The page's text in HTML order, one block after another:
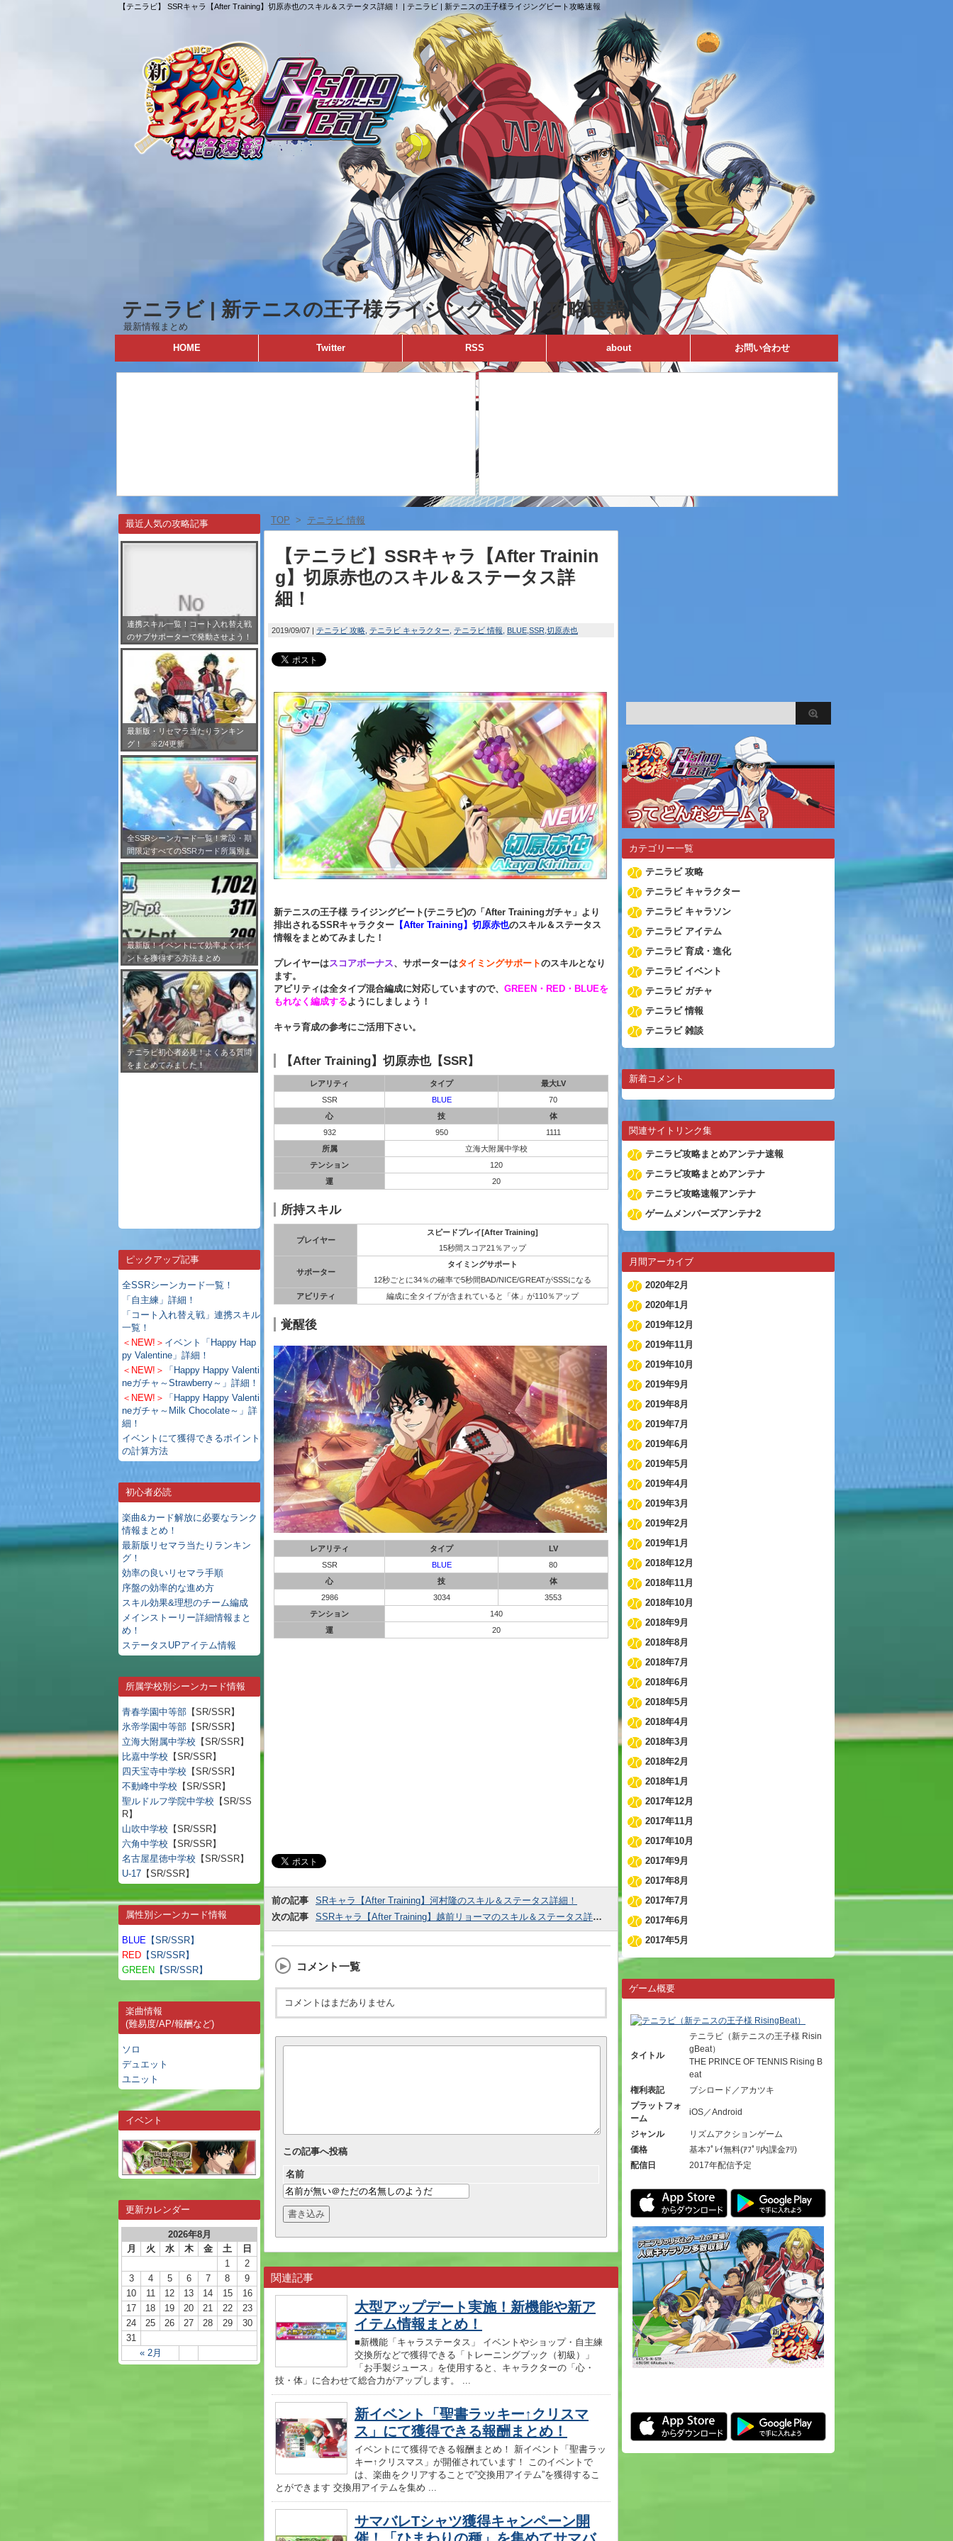
【テニラビ】 SSRキャラ【After Training】切原赤也のスキル＆ステータス詳細！ | テニラビ | 新テニスの王子様ライジングビート攻略速報
テニラビ | 新テニスの王子様ライジングビート攻略速報
最新情報まとめ
HOME
Twitter RSS about お問い合わせ
最近人気の攻略記事
連携スキル一覧！コート入れ替え戦
のサブサポーターで発動させよう！
※7/24更新
最新版・リセマラ当たりランキン
グ！ ※2/4更新
全SSRシーンカード一覧！常設・期
間限定すべてのSSRカード所属別ま
とめ！※2/4更新
最新版！イベントにて効率よくポイ
ントを獲得する方法まとめ
テニラビ初心者必見！よくある質問
をまとめてみました！
ピックアップ記事
全SSRシーンカード一覧！
「自主練」詳細！
「コート入れ替え戦」連携スキル
一覧！
＜NEW!＞ イベント「Happy Hap
py Valentine」詳細！
＜NEW!＞
「Happy Happy Valenti
neガチャ～Strawberry～」詳細！
＜NEW!＞
「Happy Happy Valenti
neガチャ～Milk Chocolate～」詳
細！
イベントにて獲得できるポイント
の計算方法
初心者必読
楽曲&カード解放に必要なランク
情報まとめ！
最新版リセマラ当たりランキン
グ！
効率の良いリセマラ手順
序盤の効率的な進め方
スキル効果&理想のチーム編成
メインストーリー詳細情報まと
め！
ステータスUPアイテム情報
所属学校別シーンカード情報
青春学園中等部 【SR/SSR】
氷帝学園中等部 【SR/SSR】
立海大附属中学校 【SR/SSR】
比嘉中学校 【SR/SSR】
四天宝寺中学校 【SR/SSR】
不動峰中学校 【SR/SSR】
聖ルドルフ学院中学校 【SR/SS
R】
山吹中学校 【SR/SSR】
六角中学校 【SR/SSR】
名古屋星徳中学校 【SR/SSR】
U-17 【SR/SSR】
属性別シーンカード情報
BLUE 【SR/SSR】
RED 【SR/SSR】
GREEN 【SR/SSR】
楽曲情報
(難易度/AP/報酬など)
ソロ
デュエット
ユニット
イベント
更新カレンダー
2026年8月
月
火 水 木 金 土 日
« 2月
1
2
3
4 5 6 7 8
9
10
11 12 13 14 15
16
17
18 19 20 21 22
23
24
25 26 27 28 29
30
31
TOP > テニラビ 情報
【テニラビ】SSRキャラ【After Trainin
g】切原赤也のスキル＆ステータス詳
細！
2019/09/07 テニラビ 攻略 テニラビ キャラクター テニラビ 情報 BLUE SSR 切原赤也
新テニスの王子様 ライジングビート(テニラビ)の「After Trainingガチャ」より
排出されるSSRキャラクター 【After Training】切原赤也のスキル＆ステータス
情報をまとめてみました！
プレイヤーはスコアボーナス、サポーターはタイミングサポートのスキルとなり
ます。
アビリティは全タイプ混合編成に対応していますので、 GREEN・RED・BLUEを
もれなく編成するようにしましょう！
キャラ育成の参考にご活用下さい。
【After Training】切原赤也【SSR】
レアリティ タイプ
最大LV
SSR
BLUE
70
心
技
体
932
950
1111
所属
立海大附属中学校
テンション
120
運
20
所持スキル
プレイヤー
スピードプレイ[After Training]
15秒間スコア21％アップ
サポーター
タイミングサポート
12秒ごとに34％の確率で5秒間BAD/NICE/GREATがSSSになる
アビリティ
編成に全タイプが含まれていると「体」が110％アップ
覚醒後
レアリティ タイプ
LV
SSR
BLUE
80
心
技
体
2986
3034
3553
テンション
140
運
20
前の記事
SRキャラ【After Training】河村隆のスキル＆ステータス詳細！
次の記事
SSRキャラ【After Training】越前リョーマのスキル＆ステータス詳細！
コメント一覧
コメントはまだありません
この記事へ投稿
名前
関連記事
大型アップデート実施！新機能や新ア
イテム情報まとめ！
■新機能「キャラステータス」 イベントやショップ・自主練
交換所などで獲得できる「トレーニングブック（初級）」
「お手製ジュース」を使用すると、キャラクターの「心・
技・体」に合わせて総合力がアップします。 ...
新イベント「聖書ラッキー↑クリスマ
ス」にて獲得できる報酬まとめ！
イベントにて獲得できる報酬まとめ！ 新イベント「聖書ラッ
キー↑クリスマス」が開催されています！ このイベントで
は、楽曲をクリアすることで”交換用アイテム”を獲得するこ
とができます 交換用アイテムを集め ...
サマバレTシャツ獲得キャンペーン開
カテゴリー一覧
テニラビ 攻略
テニラビ キャラクター
テニラビ キャラソン
テニラビ アイテム
テニラビ 育成・進化
テニラビ イベント
テニラビ ガチャ
テニラビ 情報
テニラビ 雑談
新着コメント
関連サイトリンク集
テニラビ攻略まとめアンテナ速報
テニラビ攻略まとめアンテナ
テニラビ攻略速報アンテナ
ゲームメンバーズアンテナ2
月間アーカイブ
2020年2月
2020年1月
2019年12月
2019年11月
2019年10月
2019年9月
2019年8月
2019年7月
2019年6月
2019年5月
2019年4月
2019年3月
2019年2月
2019年1月
2018年12月
2018年11月
2018年10月
2018年9月
2018年8月
2018年7月
2018年6月
2018年5月
2018年4月
2018年3月
2018年2月
2018年1月
2017年12月
2017年11月
2017年10月
2017年9月
2017年8月
2017年7月
2017年6月
2017年5月
ゲーム概要
タイトル
テニラビ（新テニスの王子様 Risin
gBeat）
THE PRINCE OF TENNIS Rising B
eat
権利表記
ブシロード／アカツキ
プラットフォ
ーム
iOS／Android
ジャンル
リズムアクションゲーム
価格
基本ﾌﾟﾚｲ無料(ｱﾌﾟﾘ内課金ｱﾘ)
配信日
2017年配信予定